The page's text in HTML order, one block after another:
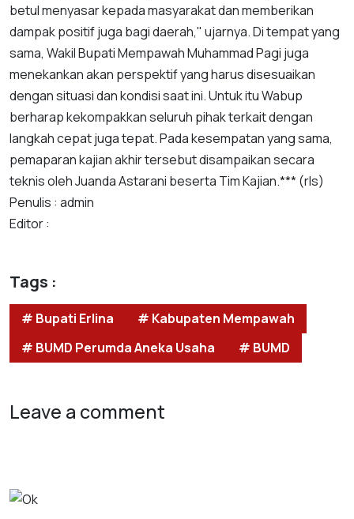
betul menyasar kepada masyarakat dan memberikan
dampak positif juga bagi daerah," ujarnya. Di tempat yang
sama, Wakil Bupati Mempawah Muhammad Pagi juga
menekankan akan perspektif yang harus disesuaikan
dengan situasi dan kondisi saat ini. Untuk itu Wabup
berharap kekompakkan seluruh pihak terkait dengan
langkah cepat juga tepat. Pada kesempatan yang sama,
pemaparan kajian akhir tersebut disampaikan secara
teknis oleh Juanda Astarani beserta Tim Kajian.*** (rls)
Penulis : admin
Editor :
Tags :
# Bupati Erlina
# Kabupaten Mempawah
# BUMD Perumda Aneka Usaha
# BUMD
Leave a comment